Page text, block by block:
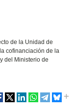
de la Unidad de
cofinanciación de la
del Ministerio de